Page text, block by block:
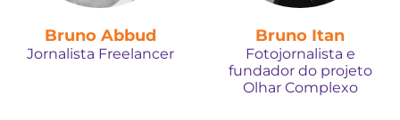
Bruno Abbud
Jornalista Freelancer
Bruno Itan
Fotojornalista e
fundador do projeto
Olhar Complexo